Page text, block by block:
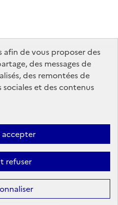
afin de vous proposer des
des messages de
des remontées de
et des contenus
refuser
des témoins de connexion
de ce site sont sous